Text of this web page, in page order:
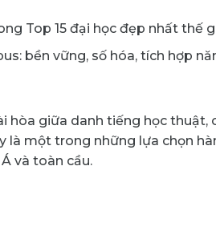
Top 15 đại học đẹp nhất thế
bền vững, số hóa, tích hợp
hòa giữa danh tiếng học thuật,
là một trong những lựa chọn
và toàn cầu.